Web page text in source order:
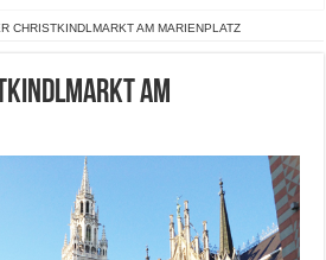
CHRISTKINDLMARKT AM MARIENPLATZ
AM